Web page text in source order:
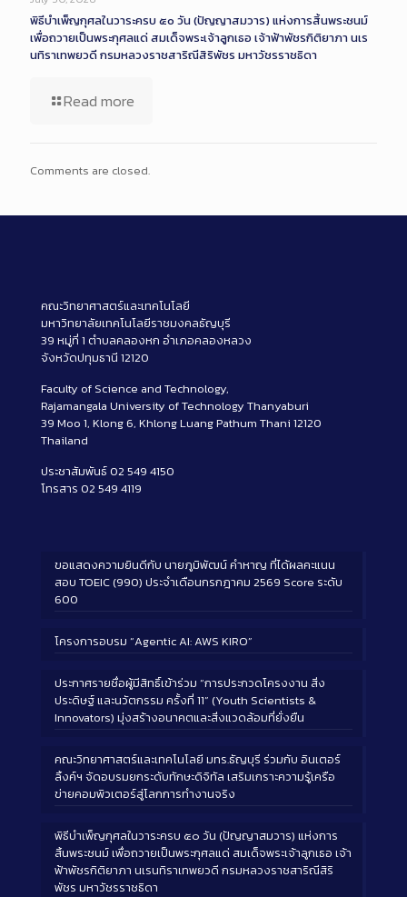
พิธีบำเพ็ญกุศลในวาระครบ ๕๐ วัน (ปัญญาสมวาร) แห่งการสิ้นพระชนม์
เพื่อถวายเป็นพระกุศลแด่ สมเด็จพระเจ้าลูกเธอ เจ้าฟ้าพัชรกิติยาภา นเร
นทิราเทพยวดี กรมหลวงราชสาริณีสิริพัชร มหาวัชรราชธิดา
Read more
Comments are closed.
คณะวิทยาศาสตร์และเทคโนโลยี
มหาวิทยาลัยเทคโนโลยีราชมงคลธัญบุรี
39 หมู่ที่ 1 ตำบลคลองหก อำเภอคลองหลวง
จังหวัดปทุมธานี 12120
Faculty of Science and Technology,
Rajamangala University of Technology Thanyaburi
39 Moo 1, Klong 6, Khlong Luang Pathum Thani 12120
Thailand
ประชาสัมพันธ์ 02 549 4150
โทรสาร 02 549 4119
ขอแสดงความยินดีกับ นายภูมิพัฒน์ คำหาญ ที่ได้ผลคะแนน
สอบ TOEIC (990) ประจำเดือนกรกฎาคม 2569 Score ระดับ
600
โครงการอบรม “Agentic AI: AWS KIRO”
ประกาศรายชื่อผู้มีสิทธิ์เข้าร่วม “การประกวดโครงงาน สิ่ง
ประดิษฐ์ และนวัตกรรม ครั้งที่ 11” (Youth Scientists &
Innovators) มุ่งสร้างอนาคตและสิ่งแวดล้อมที่ยั่งยืน
คณะวิทยาศาสตร์และเทคโนโลยี มทร.ธัญบุรี ร่วมกับ อินเตอร์
ลิ้งค์ฯ จัดอบรมยกระดับทักษะดิจิทัล เสริมเกราะความรู้เครือ
ข่ายคอมพิวเตอร์สู่โลกการทำงานจริง
พิธีบำเพ็ญกุศลในวาระครบ ๕๐ วัน (ปัญญาสมวาร) แห่งการ
สิ้นพระชนม์ เพื่อถวายเป็นพระกุศลแด่ สมเด็จพระเจ้าลูกเธอ เจ้า
ฟ้าพัชรกิติยาภา นเรนทิราเทพยวดี กรมหลวงราชสาริณีสิริ
พัชร มหาวัชรราชธิดา